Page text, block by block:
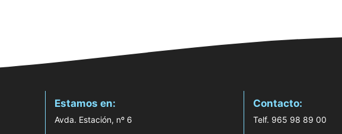
Estamos en:
Avda. Estación, nº 6
Contacto:
Telf. 965 98 89 00